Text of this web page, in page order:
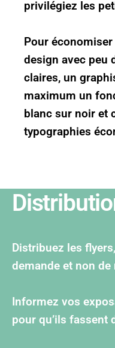
privilégiez les
Pour économiser
design avec peu
claires, un
maximum un
blanc sur noir et
typographies
Distribuez les
demande et non
Informez vos
pour qu’ils fassent